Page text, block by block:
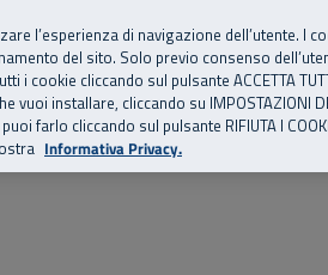
disabilità
news ed eventi Risorse utili
l’esperienza di navigazione dell’utente. I
del sito. Solo previo consenso
cookie cliccando sul pulsante ACCETTA
installare, cliccando su IMPOSTAZIONI
farlo cliccando sul pulsante RIFIUTA I
Informativa Privacy.